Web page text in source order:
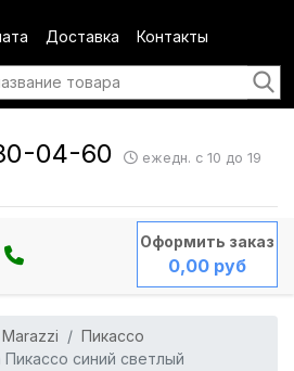
Доставка Контакты
04-60 ежедн. с 10 до 19
Оформить заказ
0,00 руб
Пикассо
Пикассо синий светлый